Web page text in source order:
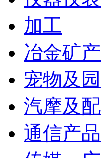
加工
冶金矿产
宠物及
汽摩及
通信产品